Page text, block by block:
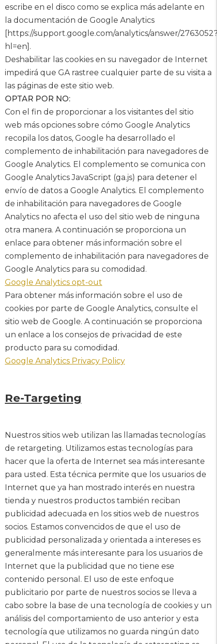
escribe en el disco como se explica más adelante en
la documentación de Google Analytics
[https://support.google.com/analytics/answer/
hl=en].
Deshabilitar las cookies en su navegador de Internet
impedirá que GA rastree cualquier parte de su visita a
las páginas de este sitio web.
OPTAR POR NO:
Con el fin de proporcionar a los visitantes del sitio
web más opciones sobre cómo Google Analytics
recopila los datos, Google ha desarrollado el
complemento de inhabilitación para navegadores de
Google Analytics. El complemento se comunica con
Google Analytics JavaScript (ga.js) para detener el
envío de datos a Google Analytics. El complemento
de inhabilitación para navegadores de Google
Analytics no afecta el uso del sitio web de ninguna
otra manera. A continuación se proporciona un
enlace para obtener más información sobre el
complemento de inhabilitación para navegadores de
Google Analytics para su comodidad.
Google Analytics opt-out
Para obtener más información sobre el uso de
cookies por parte de Google Analytics, consulte el
sitio web de Google. A continuación se proporciona
un enlace a los consejos de privacidad de este
producto para su comodidad.
Google Analytics Privacy Policy
Re-Targeting
Nuestros sitios web utilizan las llamadas tecnologías
de retargeting. Utilizamos estas tecnologías para
hacer que la oferta de Internet sea más interesante
para usted. Esta técnica permite que los usuarios de
Internet que ya han mostrado interés en nuestra
tienda y nuestros productos también reciban
publicidad adecuada en los sitios web de nuestros
socios. Estamos convencidos de que el uso de
publicidad personalizada y orientada a intereses es
generalmente más interesante para los usuarios de
Internet que la publicidad que no tiene ese
contenido personal. El uso de este enfoque
publicitario por parte de nuestros socios se lleva a
cabo sobre la base de una tecnología de cookies y un
análisis del comportamiento de uso anterior y esta
tecnología que utilizamos no guarda ningún dato